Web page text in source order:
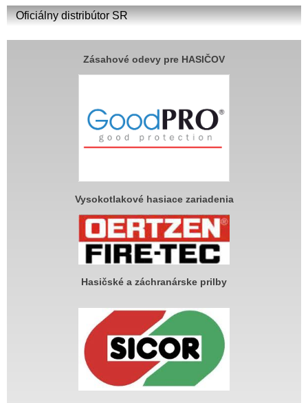
Oficiálny distribútor SR
Zásahové odevy pre HASIČOV
Vysokotlakové hasiace zariadenia
Hasičské a záchranárske prilby